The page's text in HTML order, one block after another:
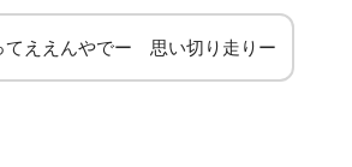
てええんやでー 思い切り走りー